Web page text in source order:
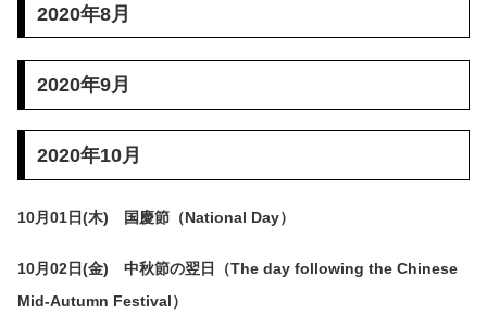
2020年8月
2020年9月
2020年10月
10月01日(木) 国慶節（National Day）
10月02日(金) 中秋節の翌日（The day following the Chinese
Mid-Autumn Festival）